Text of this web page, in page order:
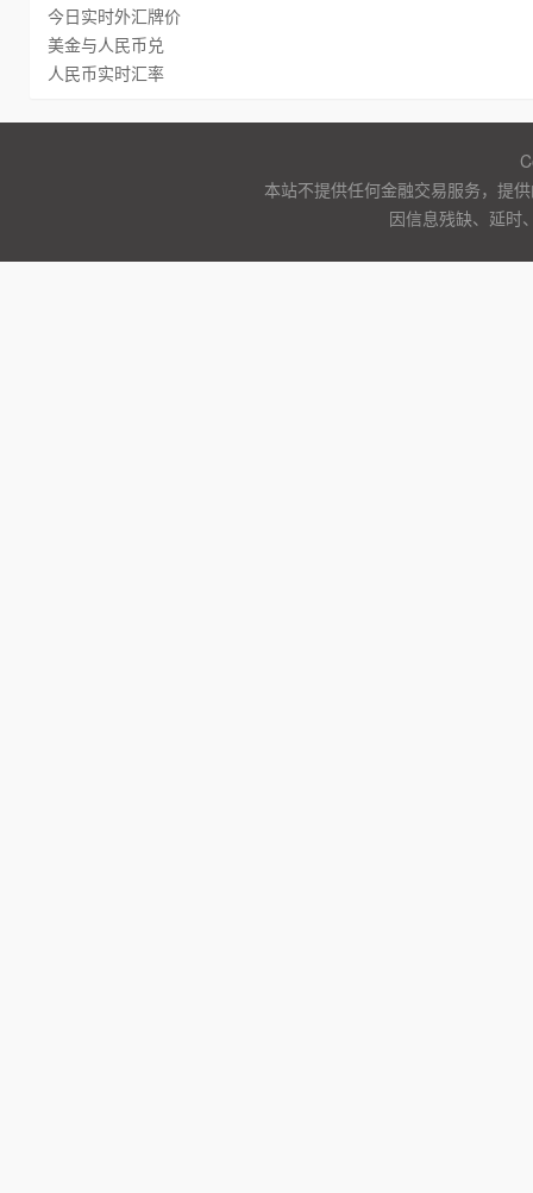
今日实时外汇牌价
美金与人民币兑
人民币实时汇率
本站不提供任何金融交易服务，提
因信息残缺、延时